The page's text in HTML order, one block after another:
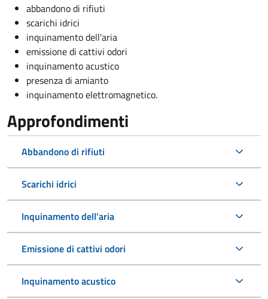
abbandono di rifiuti
scarichi idrici
inquinamento dell’aria
emissione di cattivi odori
inquinamento acustico
presenza di amianto
inquinamento elettromagnetico.
Approfondimenti
Abbandono di rifiuti
Scarichi idrici
Inquinamento dell'aria
Emissione di cattivi odori
Inquinamento acustico